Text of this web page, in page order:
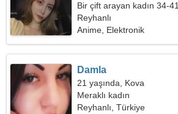
Bir çift arayan kadın 34-41
Reyhanlı
Anime, Elektronik
Damla
21 yaşında, Kova
Meraklı kadın
Reyhanlı, Türkiye